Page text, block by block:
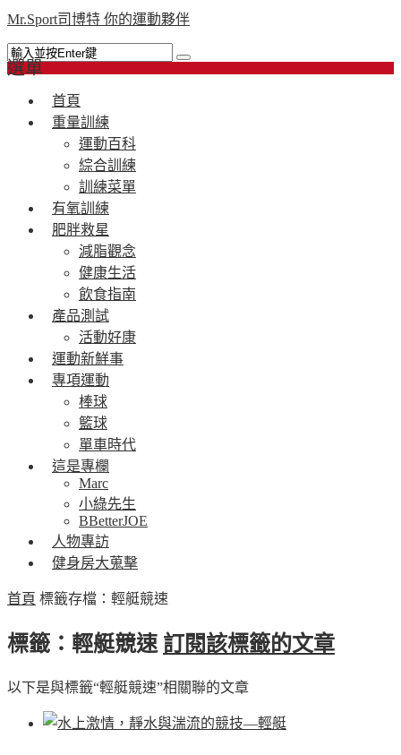
Mr.Sport司博特 你的運動夥伴
選單
首頁
重量訓練
運動百科
綜合訓練
訓練菜單
有氧訓練
肥胖救星
減脂觀念
健康生活
飲食指南
產品測試
活動好康
運動新鮮事
專項運動
棒球
籃球
單車時代
這是專欄
Marc
小綠先生
BBetterJOE
人物專訪
健身房大蒐擊
首頁 標籤存檔：輕艇競速
標籤：輕艇競速 訂閱該標籤的文章
以下是與標籤“輕艇競速”相關聯的文章